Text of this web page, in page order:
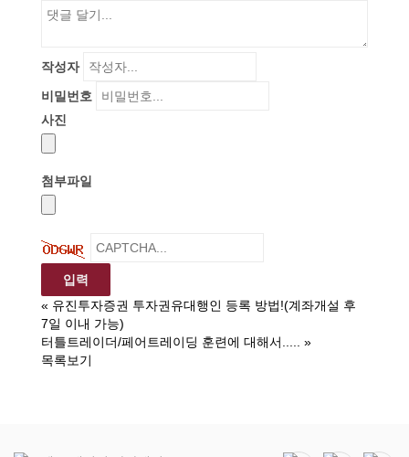
작성자
비밀번호
사진
첨부파일
« 유진투자증권 투자권유대행인 등록 방법!(계좌개설 후
7일 이내 가능)
터틀트레이더/페어트레이딩 훈련에 대해서.....
»
목록보기